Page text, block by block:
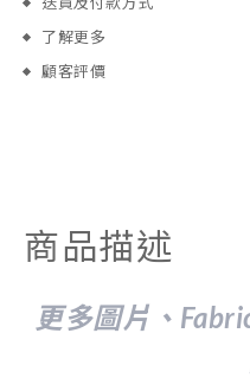
了解更多
顧客評價
商品描述
更多圖片、